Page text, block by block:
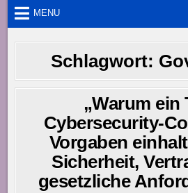
MENU
Schlagwort:
„Warum ein
Cybersecurity-
Vorgaben
Sicherheit,
gesetzliche